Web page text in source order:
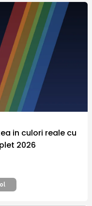
in industria
securitate, iar
echipamente
din portofoliul
adaptate la
client.
nu a costat atat
pe care le
pentru fiecare
– Pentru
in culori reale cu
2026